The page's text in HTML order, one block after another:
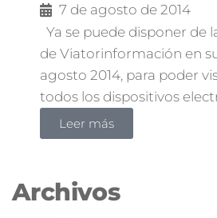
7 de agosto de 2014
Ya se puede disponer de
de Viatorinformación en
agosto 2014, para poder
todos los dispositivos
Leer más
Archivos